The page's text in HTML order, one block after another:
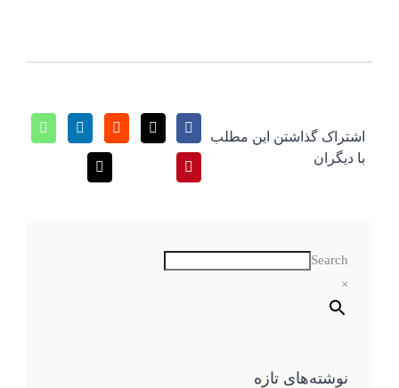
اشتراک گذاشتن این مطلب
با دیگران
Search
×
نوشته‌های تازه